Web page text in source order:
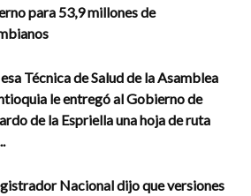
para 53,9 millones de
Técnica de Salud de la Asamblea
le entregó al Gobierno de
de la Espriella una hoja de ruta
Nacional dijo que versiones